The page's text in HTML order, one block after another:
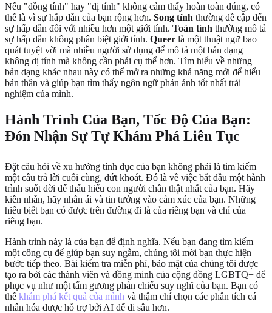
Nếu "đồng tính" hay "dị tính" không cảm thấy hoàn toàn đúng, có
thể là vì sự hấp dẫn của bạn rộng hơn. Song tính thường đề cập đến
sự hấp dẫn đối với nhiều hơn một giới tính. Toàn tính thường mô tả
sự hấp dẫn không phân biệt giới tính. Queer là một thuật ngữ bao
quát tuyệt vời mà nhiều người sử dụng để mô tả một bản dạng
không dị tính mà không cần phải cụ thể hơn. Tìm hiểu về những
bản dạng khác nhau này có thể mở ra những khả năng mới để hiểu
bản thân và giúp bạn tìm thấy ngôn ngữ phản ánh tốt nhất trải
nghiệm của mình.
Hành Trình Của Bạn, Tốc Độ Của Bạn:
Đón Nhận Sự Tự Khám Phá Liên Tục
Đặt câu hỏi về xu hướng tính dục của bạn không phải là tìm kiếm
một câu trả lời cuối cùng, dứt khoát. Đó là về việc bắt đầu một hành
trình suốt đời để thấu hiểu con người chân thật nhất của bạn. Hãy
kiên nhẫn, hãy nhân ái và tin tưởng vào cảm xúc của bạn. Những
hiểu biết bạn có được trên đường đi là của riêng bạn và chỉ của
riêng bạn.
Hành trình này là của bạn để định nghĩa. Nếu bạn đang tìm kiếm
một công cụ để giúp bạn suy ngẫm, chúng tôi mời bạn thực hiện
bước tiếp theo. Bài kiểm tra miễn phí, bảo mật của chúng tôi được
tạo ra bởi các thành viên và đồng minh của cộng đồng LGBTQ+ để
phục vụ như một tấm gương phản chiếu suy nghĩ của bạn. Bạn có
thể khám phá kết quả của mình và thậm chí chọn các phân tích cá
nhân hóa được hỗ trợ bởi AI để đi sâu hơn.